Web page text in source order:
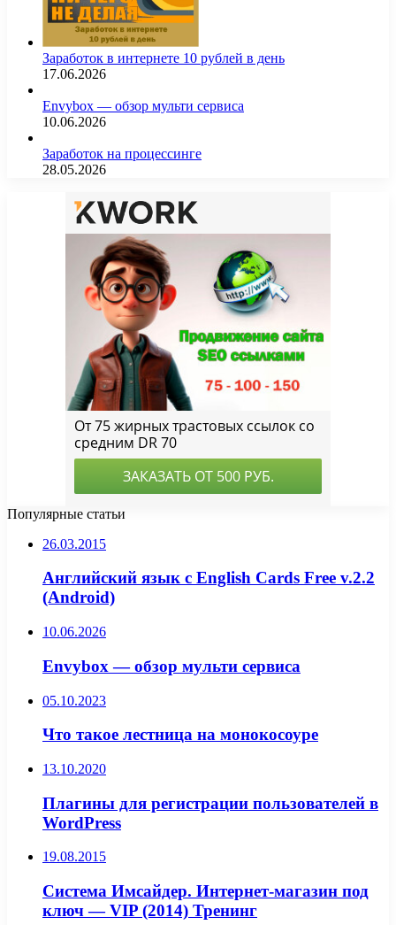
Заработок в интернете 10 рублей в день
17.06.2026
Envybox — обзор мульти сервиса
10.06.2026
Заработок на процессинге
28.05.2026
Популярные статьи
26.03.2015
Английский язык с English Cards Free v.2.2
(Android)
10.06.2026
Envybox — обзор мульти сервиса
05.10.2023
Что такое лестница на монокосоуре
13.10.2020
Плагины для регистрации пользователей в
WordPress
19.08.2015
Система Имсайдер. Интернет-магазин под
ключ — VIP (2014) Тренинг